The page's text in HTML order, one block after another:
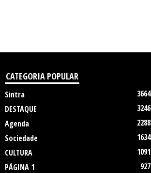
CATEGORIA POPULAR
Sintra
3664
DESTAQUE
3246
Agenda
2288
Sociedade
1634
CULTURA
1091
PÁGINA 1
927